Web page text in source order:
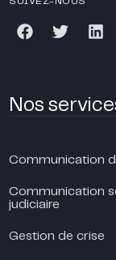
Nos
Communication
Communication
judiciaire
Gestion de crise